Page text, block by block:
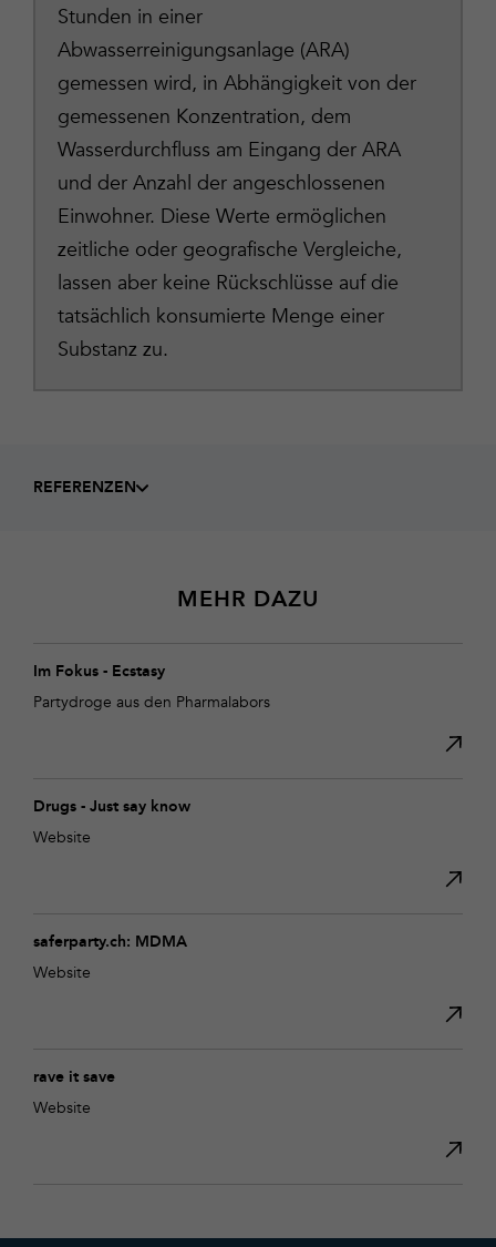
Stunden in einer
Abwasserreinigungsanlage (ARA)
gemessen wird, in Abhängigkeit von der
gemessenen Konzentration, dem
Wasserdurchfluss am Eingang der ARA
und der Anzahl der angeschlossenen
Einwohner. Diese Werte ermöglichen
zeitliche oder geografische Vergleiche,
lassen aber keine Rückschlüsse auf die
tatsächlich konsumierte Menge einer
Substanz zu.
REFERENZEN
MEHR DAZU
Im Fokus - Ecstasy
Partydroge aus den Pharmalabors
Drugs - Just say know
Website
saferparty.ch: MDMA
Website
rave it save
Website